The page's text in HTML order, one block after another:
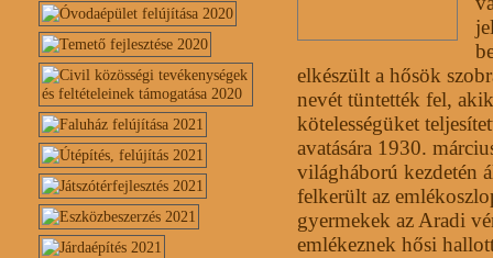
elkészült a hősök
nevét tüntették fel,
kötelességüket
avatására 1930.
világháború kezdetén
felkerült az
gyermekek az Aradi
emlékeznek hősi